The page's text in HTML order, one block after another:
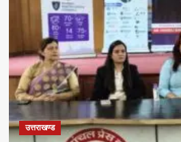
उत्तराखण्ड